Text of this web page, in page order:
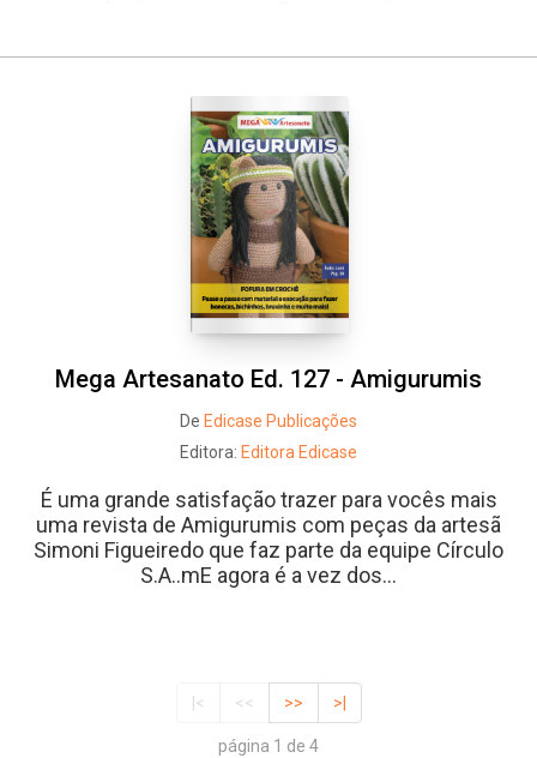
Mega Artesanato Ed. 127 - Amigurumis
De Edicase Publicações
Editora: Editora Edicase
É uma grande satisfação trazer para vocês mais
uma revista de Amigurumis com peças da artesã
Simoni Figueiredo que faz parte da equipe Círculo
S.A..mE agora é a vez dos...
|< << >> >|
página 1 de 4